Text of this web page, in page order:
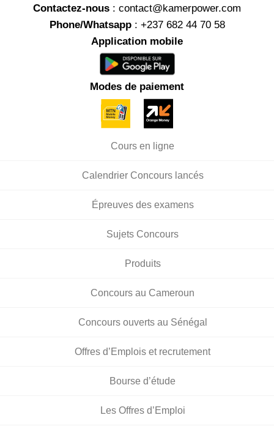
Contactez-nous : contact@kamerpower.com
Phone/Whatsapp: +237 682 44 70 58
Application mobile
Modes de paiement
Cours en ligne
Calendrier Concours lancés
Épreuves des examens
Sujets Concours
Produits
Concours au Cameroun
Concours ouverts au Sénégal
Offres d’Emplois et recrutement
Bourse d’étude
Les Offres d’Emploi